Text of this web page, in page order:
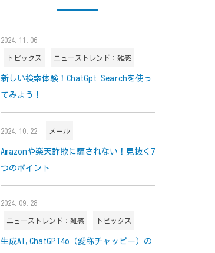
2024.11.06
トピックス ニューストレンド：雑感
新しい検索体験！ChatGpt Searchを使っ
てみよう！
2024.10.22 メール
Amazonや楽天詐欺に騙されない！見抜く7
つのポイント
2024.09.28
ニューストレンド：雑感 トピックス
生成AI,ChatGPT4o（愛称チャッピー）の